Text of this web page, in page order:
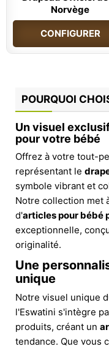
Norvège
CONFIGURER
POURQUOI
Un visuel
pour votre bébé
Offrez à votre tout-
représentant le
symbole vibrant et
Notre collection met
d'articles pour bébé
exceptionnelle,
originalité.
Une
unique
Notre visuel unique
l'Eswatini s'intègre
produits, créant un
tendance. Que vous